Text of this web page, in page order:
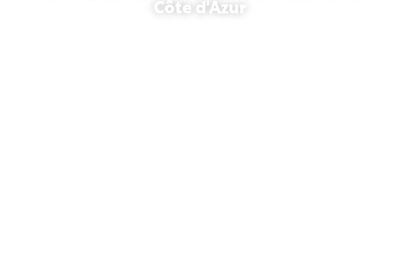
Côte d'Azur